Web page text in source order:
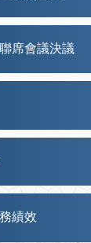
席會議決議
績效